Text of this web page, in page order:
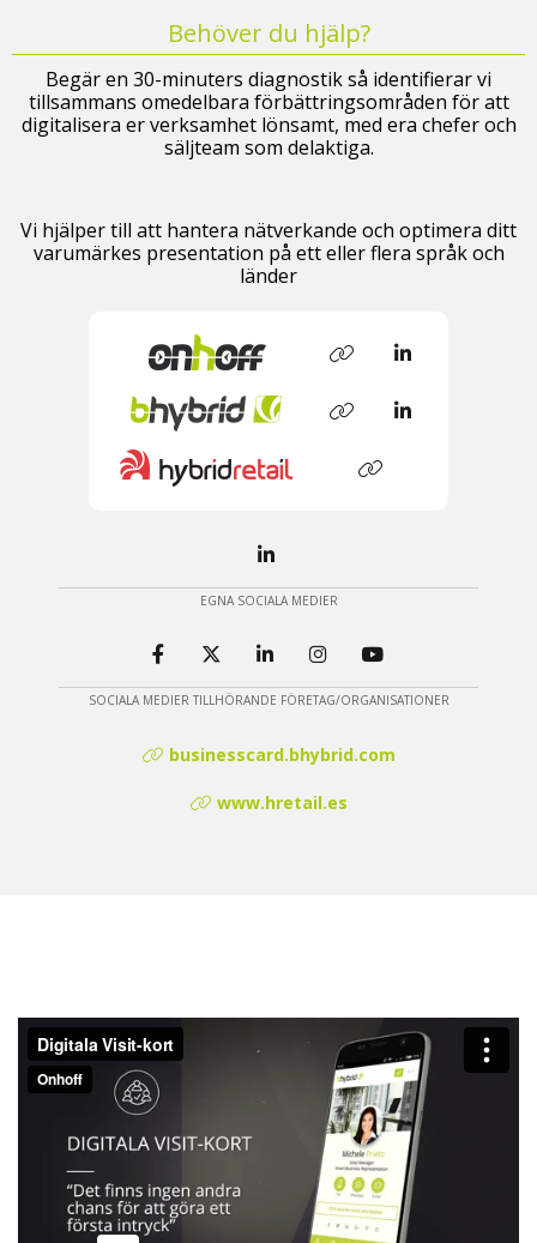
Behöver du hjälp?
Begär en 30-minuters diagnostik så identifierar vi
tillsammans omedelbara förbättringsområden för att
digitalisera er verksamhet lönsamt, med era chefer och
säljteam som delaktiga.
Vi hjälper till att hantera nätverkande och optimera ditt
varumärkes presentation på ett eller flera språk och
länder
EGNA SOCIALA MEDIER
SOCIALA MEDIER TILLHÖRANDE FÖRETAG/ORGANISATIONER
businesscard.bhybrid.com
www.hretail.es